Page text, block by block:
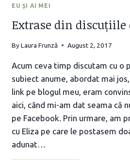
EU ȘI AI MEI
Extrase din discuțiile
ByLaura Frunză August 2, 2017
Acum ceva timp discutam cu o
subiect anume, abordat mai
link pe blogul meu, eram
aici, când mi-am dat seama că
pe Facebook. Prin urmare, am
cu Eliza pe care le postasem
adunat…